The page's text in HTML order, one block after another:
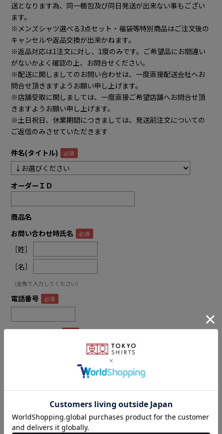
送となります為、同一梱包及び同日発送が出来ない事もござい
ます。
※メンズシャツ選べる3点セット・福袋等特別商品はご注文後の
キャンセルや返品交換が出来かねます。
※返品対応は1注文に対し、1度のみです。ご希望品にお間違い
がないかよく確認の上、お問合せください。
※配送に関しましてのお問い合わせは、一度直接配送会社へお
問合せ頂きますようお願い申し上げます。
※店舗受取に関しましては、一度直接ご希望店舗へお問合せ頂
きますようお願い申し上げます。
※土日祝日、休業期間につきましては、発送前注文についての
ご返信のみさせていただきます
件名(タイトル)
オーダーＩＤ
商品名
お問い合わせ時氏名
［姓］
［名］
（全角で入力してください）
電話番号
メールアドレス